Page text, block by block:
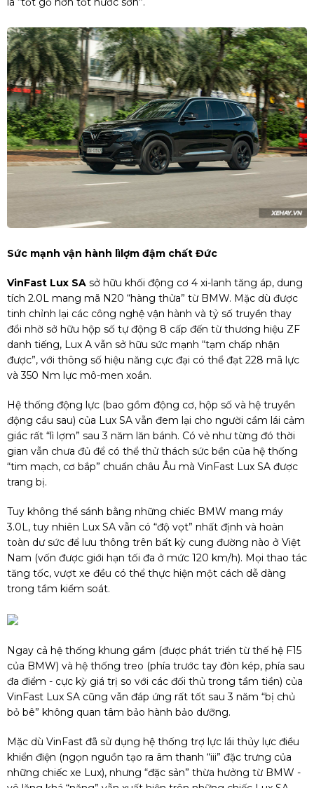
Sức mạnh vận hành lìlợm đậm chất Đức
VinFast Lux SA sở hữu khối động cơ 4 xi-lanh tăng áp, dung
tích 2.0L mang mã N20 “hàng thửa” từ BMW. Mặc dù được
tinh chỉnh lại các công nghệ vận hành và tỷ số truyền thay
đổi nhờ sở hữu hộp số tự động 8 cấp đến từ thương hiệu ZF
danh tiếng, Lux A vẫn sở hữu sức mạnh “tạm chấp nhận
được”, với thông số hiệu năng cực đại có thể đạt 228 mã lực
và 350 Nm lực mô-men xoắn.
Hệ thống động lực (bao gồm động cơ, hộp số và hệ truyền
động cầu sau) của Lux SA vẫn đem lại cho người cầm lái cảm
giác rất “lì lợm” sau 3 năm lăn bánh. Có vẻ như từng đó thời
gian vẫn chưa đủ để có thể thử thách sức bền của hệ thống
“tim mạch, cơ bắp” chuẩn châu Âu mà VinFast Lux SA được
trang bị.
Tuy không thể sánh bằng những chiếc BMW mang máy
3.0L, tuy nhiên Lux SA vẫn có “độ vọt” nhất định và hoàn
toàn dư sức để lưu thông trên bất kỳ cung đường nào ở Việt
Nam (vốn được giới hạn tối đa ở mức 120 km/h). Mọi thao tác
tăng tốc, vượt xe đều có thể thực hiện một cách dễ dàng
trong tầm kiểm soát.
Ngay cả hệ thống khung gầm (được phát triển từ thế hệ F15
của BMW) và hệ thống treo (phía trước tay đòn kép, phía sau
đa điểm - cực kỳ giá trị so với các đối thủ trong tầm tiền) của
VinFast Lux SA cũng vẫn đáp ứng rất tốt sau 3 năm “bị chủ
bỏ bê” không quan tâm bảo hành bảo dưỡng.
Mặc dù VinFast đã sử dụng hệ thống trợ lực lái thủy lực điều
khiển điện (ngọn nguồn tạo ra âm thanh “iii” đặc trưng của
những chiếc xe Lux), nhưng “đặc sản” thừa hưởng từ BMW -